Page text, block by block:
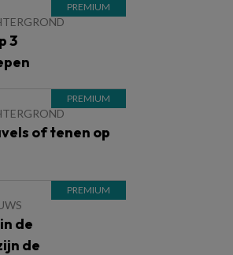
3
of tenen op
de
de